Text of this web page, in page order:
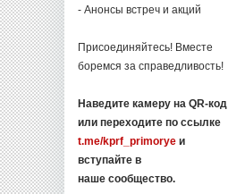
- Анонсы встреч и акций
Присоединяйтесь! Вместе
боремся за справедливость!
Наведите камеру на QR-код
или переходите по ссылке
t.me/kprf_primorye и
вступайте в
наше сообщество.